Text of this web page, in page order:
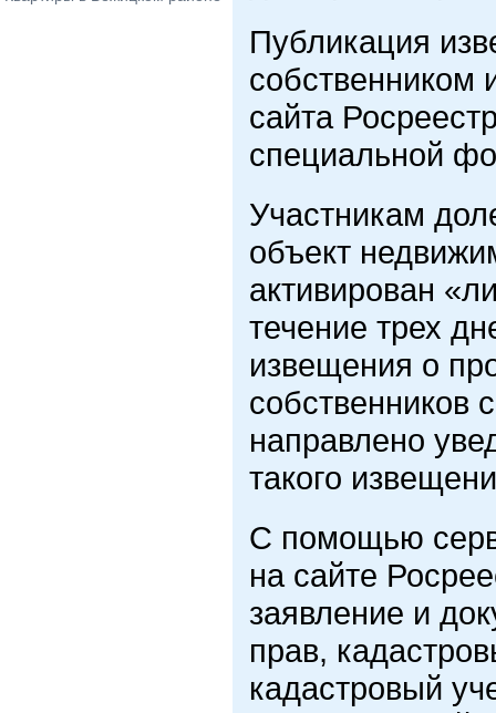
Публикация
собственником
сайта
специальной
Участникам
объект
активирован
течение трех
извещения о
собственников
направлено
такого
С помощью
на сайте
заявление и
прав,
кадастровый